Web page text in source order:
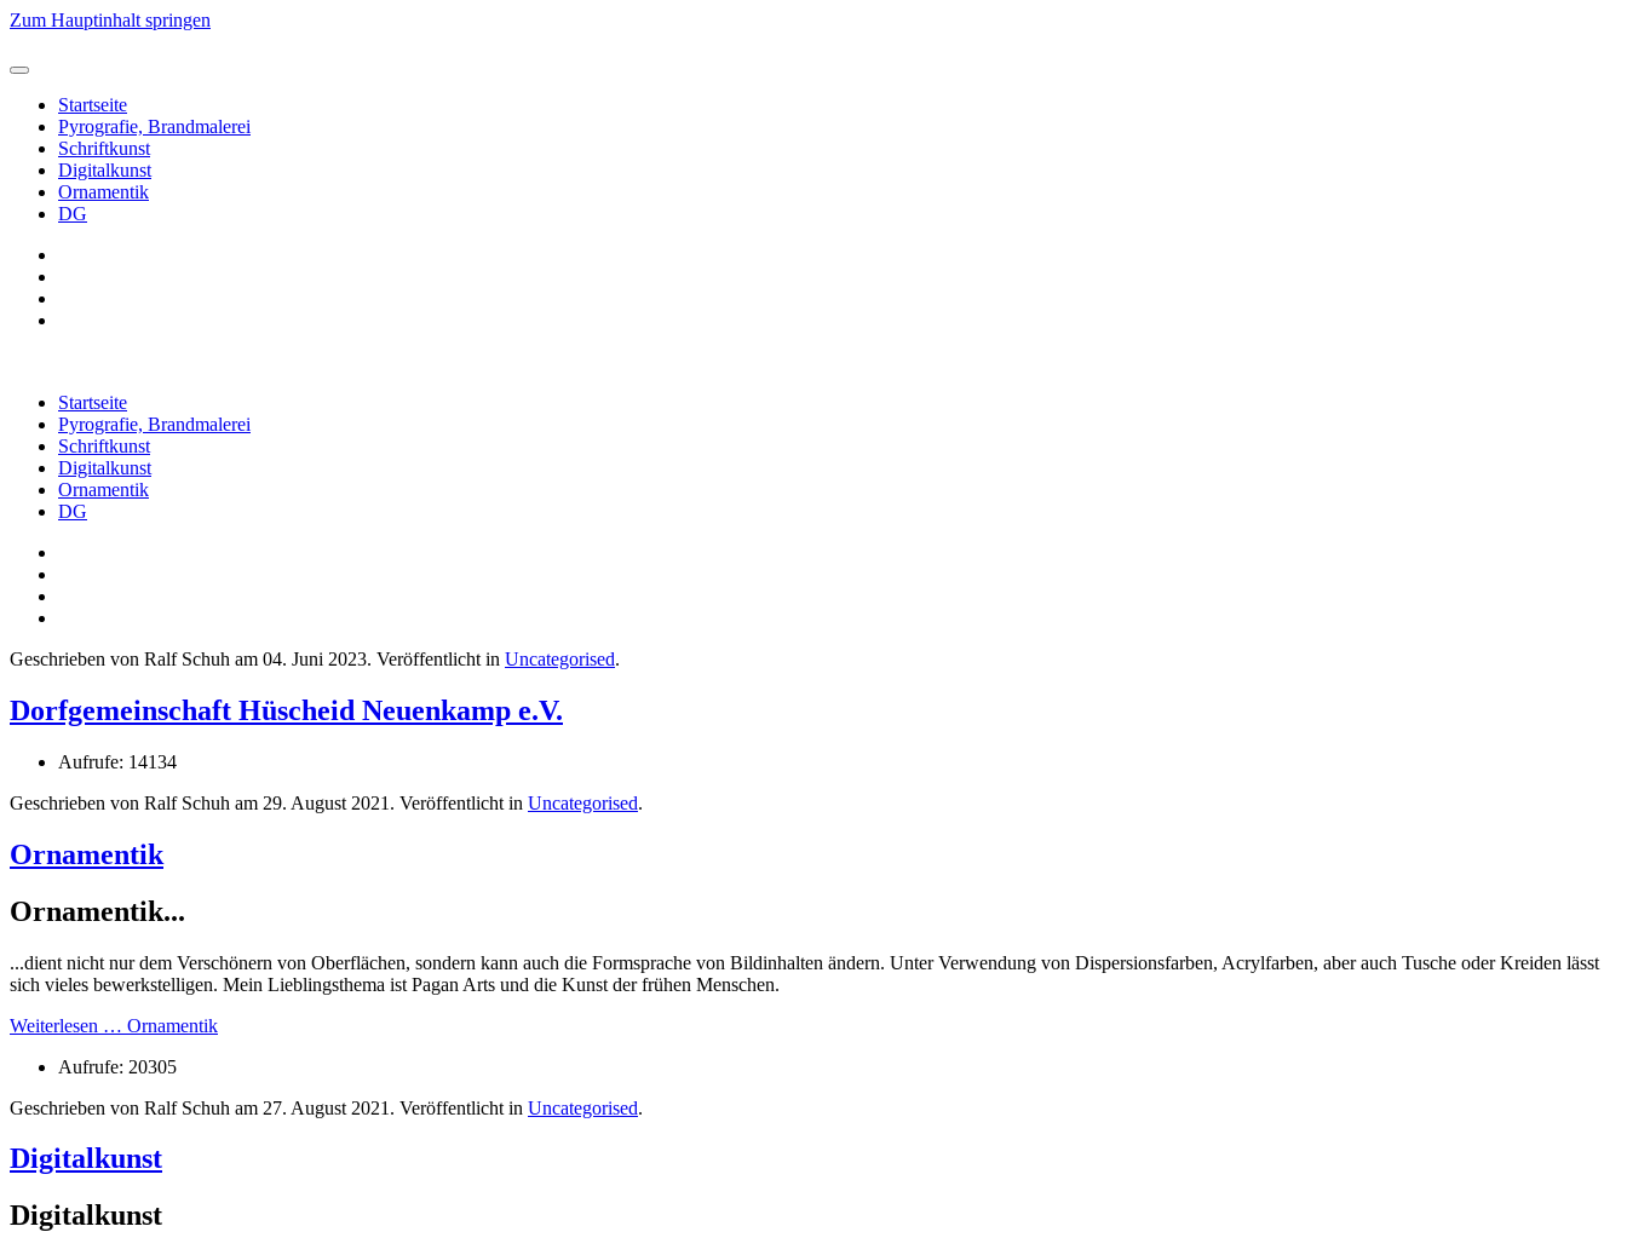
Zum Hauptinhalt springen
Startseite
Pyrografie, Brandmalerei
Schriftkunst
Digitalkunst
Ornamentik
DG
Startseite
Pyrografie, Brandmalerei
Schriftkunst
Digitalkunst
Ornamentik
DG
Geschrieben von Ralf Schuh am 04. Juni 2023. Veröffentlicht in Uncategorised.
Dorfgemeinschaft Hüscheid Neuenkamp e.V.
Aufrufe: 14134
Geschrieben von Ralf Schuh am 29. August 2021 . Veröffentlicht in Uncategorised.
Ornamentik
Ornamentik...
...dient nicht nur dem Verschönern von Oberflächen, sondern kann auch die Formsprache von Bildinhalten ändern. Unter Verwendung von Dispersionsfarben, Acrylfarben, aber auch Tusche oder Kreiden lässt
sich vieles bewerkstelligen. Mein Lieblingsthema ist Pagan Arts und die Kunst der frühen Menschen.
Weiterlesen … Ornamentik
Aufrufe: 20305
Geschrieben von Ralf Schuh am 27. August 2021 . Veröffentlicht in Uncategorised.
Digitalkunst
Digitalkunst